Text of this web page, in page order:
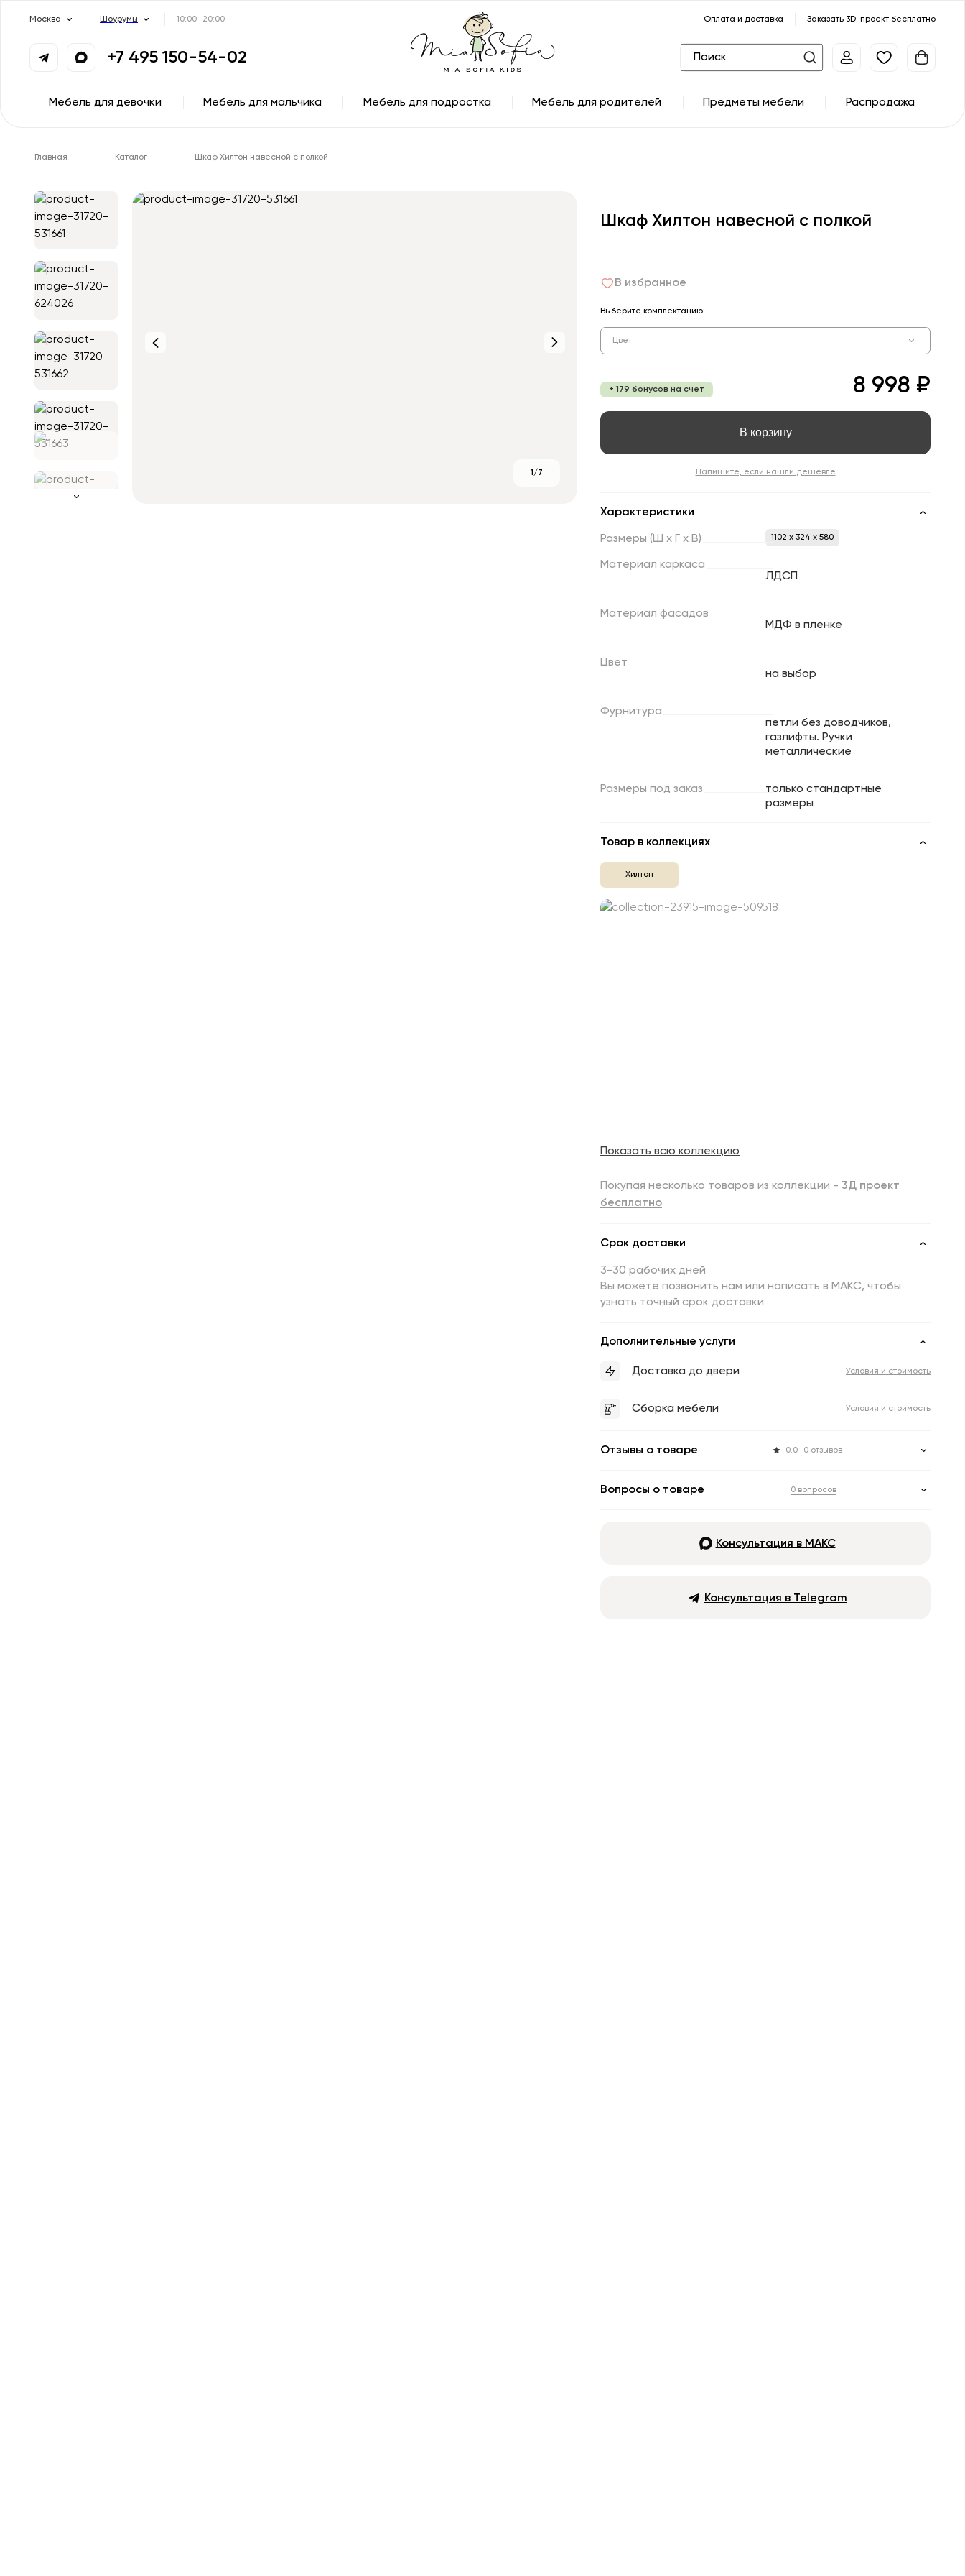
Москва Шоурумы 10:00–20:00 Оплата и доставка Заказать 3D-проект бесплатно
+7 495 150-54-02
Мебель для девочки Мебель для мальчика Мебель для подростка Мебель для родителей Предметы мебели Распродажа
Главная Каталог Шкаф Хилтон навесной с полкой
Фото от
1/7
Шкаф Хилтон навесной с полкой
В избранное
Выберите комплектацию:
Цвет
+ 179 бонусов на счет 8 998 ₽
В корзину
Напишите, если нашли дешевле
Характеристики
Размеры (Ш х Г х В) 1102 x 324 x 580
Материал каркаса
ЛДСП
Материал фасадов
МДФ в пленке
Цвет
на выбор
Фурнитура
петли без доводчиков,
газлифты. Ручки
металлические
Размеры под заказ
только стандартные
размеры
Товар в коллекциях
Хилтон
Показать всю коллекцию
Покупая несколько товаров из коллекции - 3Д проект
бесплатно
Срок доставки
3-30 рабочих дней
Вы можете позвонить нам или написать в МАКС, чтобы
узнать точный срок доставки
Дополнительные услуги
Доставка до двери Условия и стоимость
Сборка мебели Условия и стоимость
Отзывы о товаре 0.0 0 отзывов
Вопросы о товаре 0 вопросов
Консультация в МАКС
Консультация в Telegram